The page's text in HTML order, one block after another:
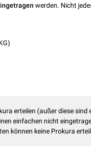
werden. Nicht
erteilen (außer diese
einfachen nicht
können keine Prokura